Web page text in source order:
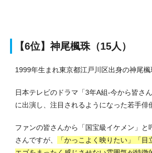
【6位】神尾楓珠（15人）
1999年生まれ東京都江戸川区出身の神尾楓
日本テレビのドラマ「3年A組-今から皆さ
に出演し、注目されるようになった若手俳
ファンの皆さんから「国宝級イケメン」と
さんですが、
「かっこよく映りたい」「目